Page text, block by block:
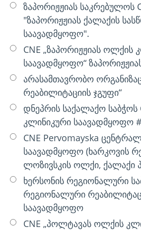
ზაპორიჟჟიას საკრებულოს
"ზაპორიჟჟიას ქალაქის
საავადმყოფო".
CNE „ზაპორიჟჟიას ოლქის
საავადმყოფო“
არასამთავრობო
რეაბილიტაციის ჯგუფი“
დნეპრის საქალაქო საბჭოს
კლინიკური საავადმყოფო
CNE Pervomayska
საავადმყოფო (ხარკოვის
ლოზივსკის ოლქი, ქალაქი
ხერსონის რეგიონალური
რეგიონალური
საავადმყოფო
CNE „პოლტავას ოლქის